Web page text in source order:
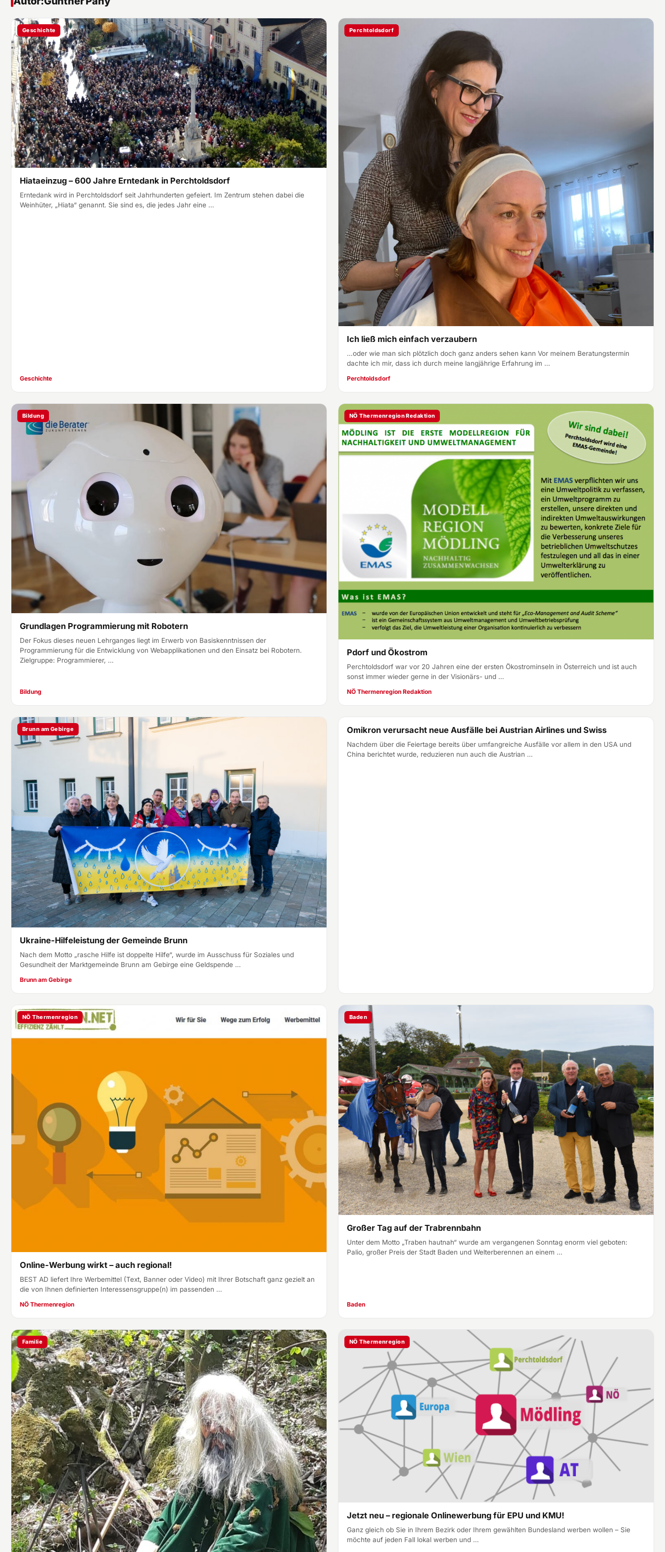
Geschichte
Hiataeinzug – 600 Jahre Erntedank in Perchtoldsdorf
Erntedank wird in Perchtoldsdorf seit Jahrhunderten gefeiert. Im Zentrum stehen dabei die
Weinhüter, „Hiata“ genannt. Sie sind es, die jedes Jahr eine …
Geschichte
Perchtoldsdorf
Ich ließ mich einfach verzaubern
…oder wie man sich plötzlich doch ganz anders sehen kann Vor meinem Beratungstermin
dachte ich mir, dass ich durch meine langjährige Erfahrung im …
Perchtoldsdorf
Bildung
Grundlagen Programmierung mit Robotern
Der Fokus dieses neuen Lehrganges liegt im Erwerb von Basiskenntnissen der
Programmierung für die Entwicklung von Webapplikationen und den Einsatz bei Robotern.
Zielgruppe: Programmierer, …
Bildung
NÖ Thermenregion Redaktion
Pdorf und Ökostrom
Perchtoldsdorf war vor 20 Jahren eine der ersten Ökostrominseln in Österreich und ist auch
sonst immer wieder gerne in der Visionärs- und …
NÖ Thermenregion Redaktion
Brunn am Gebirge
Ukraine-Hilfeleistung der Gemeinde Brunn
Nach dem Motto „rasche Hilfe ist doppelte Hilfe“, wurde im Ausschuss für Soziales und
Gesundheit der Marktgemeinde Brunn am Gebirge eine Geldspende …
Brunn am Gebirge
Omikron verursacht neue Ausfälle bei Austrian Airlines und Swiss
Nachdem über die Feiertage bereits über umfangreiche Ausfälle vor allem in den USA und
China berichtet wurde, reduzieren nun auch die Austrian …
NÖ Thermenregion
Online-Werbung wirkt – auch regional!
BEST AD liefert Ihre Werbemittel (Text, Banner oder Video) mit Ihrer Botschaft ganz gezielt an
die von Ihnen definierten Interessensgruppe(n) im passenden …
NÖ Thermenregion
Baden
Großer Tag auf der Trabrennbahn
Unter dem Motto „Traben hautnah“ wurde am vergangenen Sonntag enorm viel geboten:
Palio, großer Preis der Stadt Baden und Welterberennen an einem …
Baden
Familie NÖ Thermenregion
Jetzt neu – regionale Onlinewerbung für EPU und KMU!
Ganz gleich ob Sie in Ihrem Bezirk oder Ihrem gewählten Bundesland werben wollen – Sie
möchte auf jeden Fall lokal werben und …